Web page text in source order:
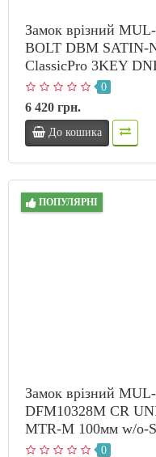
Замок врізний
BOLT DBM SATIN-
ClassicPro 3KEY
0
6 420 грн.
До кошика
ПОПУЛЯРНІ
Замок врізний
DFM10328M CR
MTR-M 100мм w/o-
0